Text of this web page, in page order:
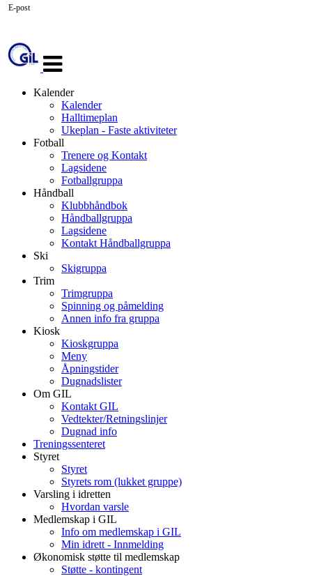
navigasjon
Kalender
Kalender
Halltimeplan
Ukeplan - Faste aktiviteter
Fotball
Trenere og Kontakt
Lagsidene
Fotballgruppa
Håndball
Klubbhåndbok
Håndballgruppa
Lagsidene
Kontakt Håndballgruppa
Ski
Skigruppa
Trim
Trimgruppa
Spinning og påmelding
Annen info fra gruppa
Kiosk
Kioskgruppa
Meny
Åpningstider
Dugnadslister
Om GIL
Kontakt GIL
Vedtekter/Retningslinjer
Dugnad info
Treningssenteret
Styret
Styret
Styrets rom (lukket gruppe)
Varsling i idretten
Hvordan varsle
Medlemskap i GIL
Info om medlemskap i GIL
Min idrett - Innmelding
Økonomisk støtte til medlemskap
Støtte - kontingent
E-post